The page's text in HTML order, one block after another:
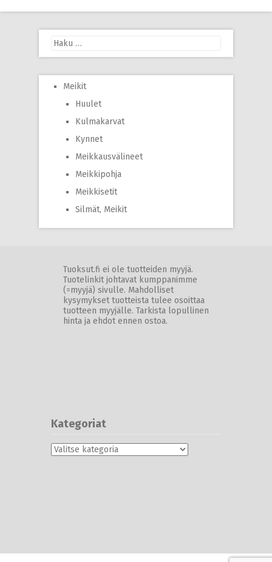
Haku:
Meikit
Huulet
Kulmakarvat
Kynnet
Meikkausvälineet
Meikkipohja
Meikkisetit
Silmät, Meikit
Tuoksut.fi ei ole tuotteiden myyjä.
Tuotelinkit johtavat kumppanimme
(=myyjä) sivulle. Mahdolliset
kysymykset tuotteista tulee osoittaa
tuotteen myyjälle. Tarkista lopullinen
hinta ja ehdot ennen ostoa.
Kategoriat
Kategoriat